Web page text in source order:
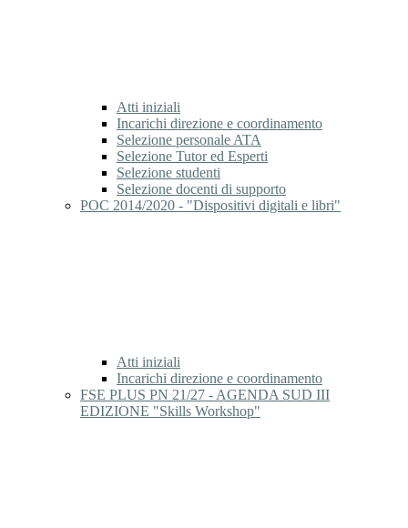
Atti iniziali
Incarichi direzione e coordinamento
Selezione personale ATA
Selezione Tutor ed Esperti
Selezione studenti
Selezione docenti di supporto
POC 2014/2020 - "Dispositivi digitali e libri"
Atti iniziali
Incarichi direzione e coordinamento
FSE PLUS PN 21/27 - AGENDA SUD III
EDIZIONE "Skills Workshop"